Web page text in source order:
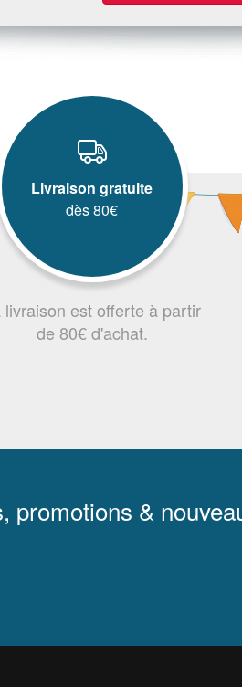
Livraison gratuite
dès 80€
livraison est offerte à partir
de 80€ d'achat.
promotions &